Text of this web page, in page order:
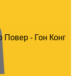
Повер - Гон Конг